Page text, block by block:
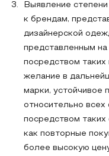
Выявление
к брендам,
дизайнерской
представленным
посредством таких
желание в
марки, устойчивое
относительно всех
посредством
как повторные
более высокую